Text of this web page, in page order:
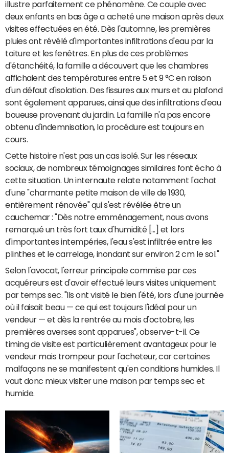
illustre parfaitement ce phénomène. Ce couple avec
deux enfants en bas âge a acheté une maison après deux
visites effectuées en été. Dès l'automne, les premières
pluies ont révélé d'importantes infiltrations d'eau par la
toiture et les fenêtres. En plus de ces problèmes
d'étanchéité, la famille a découvert que les chambres
affichaient des températures entre 5 et 9 °C en raison
d'un défaut d'isolation. Des fissures aux murs et au plafond
sont également apparues, ainsi que des infiltrations d'eau
boueuse provenant du jardin. La famille n'a pas encore
obtenu d'indemnisation, la procédure est toujours en
cours.
Cette histoire n'est pas un cas isolé. Sur les réseaux
sociaux, de nombreux témoignages similaires font écho à
cette situation. Un internaute relate notamment l'achat
d'une "charmante petite maison de ville de 1930,
entièrement rénovée" qui s'est révélée être un
cauchemar : "Dès notre emménagement, nous avons
remarqué un très fort taux d'humidité [...] et lors
d'importantes intempéries, l'eau s'est infiltrée entre les
plinthes et le carrelage, inondant sur environ 2 cm le sol."
Selon l'avocat, l'erreur principale commise par ces
acquéreurs est d'avoir effectué leurs visites uniquement
par temps sec. "Ils ont visité le bien l'été, lors d'une journée
où il faisait beau — ce qui est toujours l'idéal pour un
vendeur — et dès la rentrée au mois d'octobre, les
premières averses sont apparues", observe-t-il. Ce
timing de visite est particulièrement avantageux pour le
vendeur mais trompeur pour l'acheteur, car certaines
malfaçons ne se manifestent qu'en conditions humides. Il
vaut donc mieux visiter une maison par temps sec et
humide.